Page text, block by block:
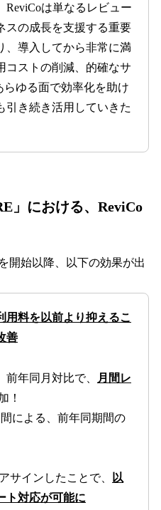
ReviCoは単なるレビュー
スの成長を支援する重要
、導入してから非常に満
コストの削減、的確なサ
ゆる面で効率化を助け
引き続き活用していきた
」における、ReviCo
開始以降、以下の効果が出
用料を以前より抑えるこ
善
前年同月対比で、
月間レ
！
間による、前年同期間の
サインしたことで、
以
ト対応が可能に